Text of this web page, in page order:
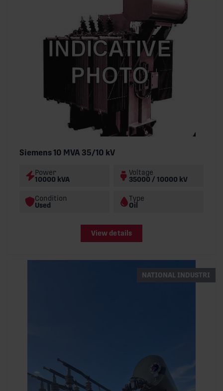
Siemens 10 MVA 35/10 kV
Power
10000 kVA
Voltage
35000 / 10000 kV
Condition
Used
Type
Oil
View details
NATIONAL INDUSTRI